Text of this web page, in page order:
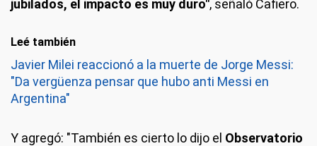
jubilados, el impacto es muy duro", señaló Cafiero.
Leé también
Javier Milei reaccionó a la muerte de Jorge Messi:
"Da vergüenza pensar que hubo anti Messi en
Argentina"
Y agregó: "También es cierto lo dijo el Observatorio